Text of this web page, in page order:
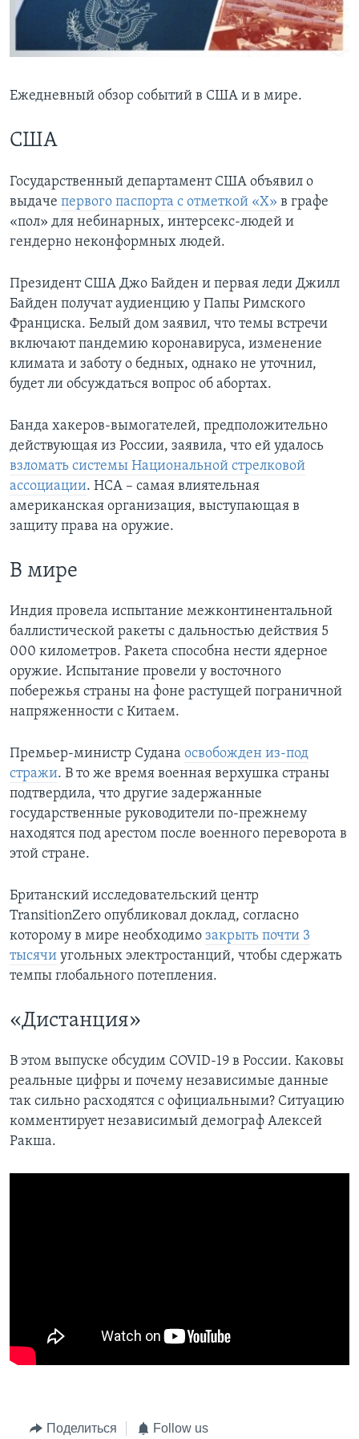
Learning English
Языки
Ежедневный обзор событий в США и в мире.
США
Государственный департамент США объявил о
выдаче первого паспорта с отметкой «Х» в графе
«пол» для небинарных, интерсекс-людей и
гендерно неконформных людей.
Президент США Джо Байден и первая леди Джилл
Байден получат аудиенцию у Папы Римского
Франциска. Белый дом заявил, что темы встречи
включают пандемию коронавируса, изменение
климата и заботу о бедных, однако не уточнил,
будет ли обсуждаться вопрос об абортах.
Банда хакеров-вымогателей, предположительно
действующая из России, заявила, что ей удалось
взломать системы Национальной стрелковой
ассоциации. НСА – самая влиятельная
американская организация, выступающая в
защиту права на оружие.
В мире
Индия провела испытание межконтинентальной
баллистической ракеты с дальностью действия 5
000 километров. Ракета способна нести ядерное
оружие. Испытание провели у восточного
побережья страны на фоне растущей пограничной
напряженности с Китаем.
Премьер-министр Судана освобожден из-под
стражи. В то же время военная верхушка страны
подтвердила, что другие задержанные
государственные руководители по-прежнему
находятся под арестом после военного переворота в
этой стране.
Британский исследовательский центр
TransitionZero опубликовал доклад, согласно
которому в мире необходимо закрыть почти 3
тысячи угольных электростанций, чтобы сдержать
темпы глобального потепления.
«Дистанция»
В этом выпуске обсудим COVID-19 в России. Каковы
реальные цифры и почему независимые данные
так сильно расходятся с официальными? Ситуацию
комментирует независимый демограф Алексей
Ракша.
Поделиться Follow us